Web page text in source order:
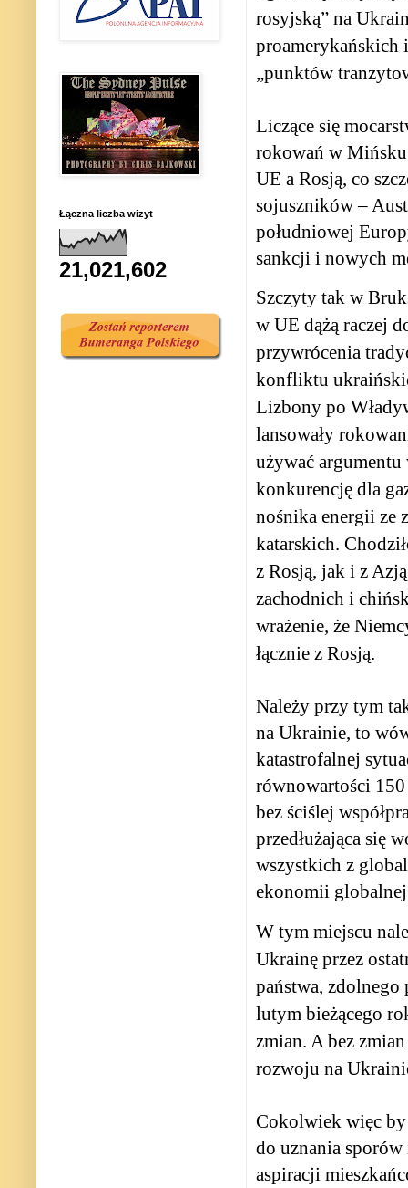
rosyjską” na
proamerykańskich
„punktów
Liczące się
rokowań w
UE a Rosją, co
sojuszników –
południowej
sankcji i nowych
Szczyty tak w
w UE dążą raczej
przywrócenia
konfliktu
Lizbony po
lansowały
używać argumentu
konkurencję dla
nośnika energii ze
katarskich.
z Rosją, jak i z
zachodnich i
wrażenie, że
łącznie z Rosją.
Należy przy tym
na Ukrainie, to
katastrofalnej
równowartości
bez ściślej
przedłużająca się
wszystkich z
ekonomii
W tym miejscu
Ukrainę przez
państwa, zdolnego
lutym bieżącego
zmian. A bez
rozwoju na
Cokolwiek więc
do uznania
aspiracji
Łączna liczba wizyt
21,021,602